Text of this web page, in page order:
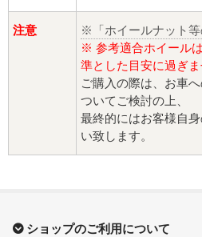
注意
※「ホイールナット等
※ 参考適合ホイール
準とした目安に過ぎま
ご購入の際は、お車
ついてご検討の上、
最終的にはお客様自
い致します。
ショップのご利用について